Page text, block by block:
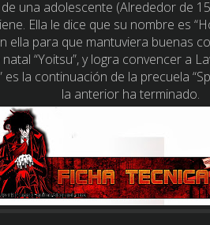
una adolescente (Alrededor de
Ella le dice que su nombre es
ella para que mantuviera buenas
“Yoitsu”, y logra convencer a
es la continuación de la precuela
la anterior ha terminado.